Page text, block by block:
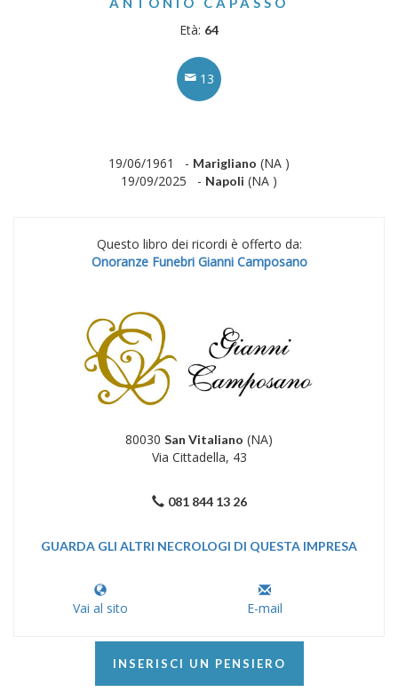
Età: 64
13
19/06/1961 - Marigliano (NA )
19/09/2025 - Napoli (NA )
Questo libro dei ricordi è offerto da:
Onoranze Funebri Gianni Camposano
80030 San Vitaliano (NA)
Via Cittadella, 43
081 844 13 26
GUARDA GLI ALTRI NECROLOGI DI QUESTA IMPRESA
Vai al sito E-mail
INSERISCI UN PENSIERO